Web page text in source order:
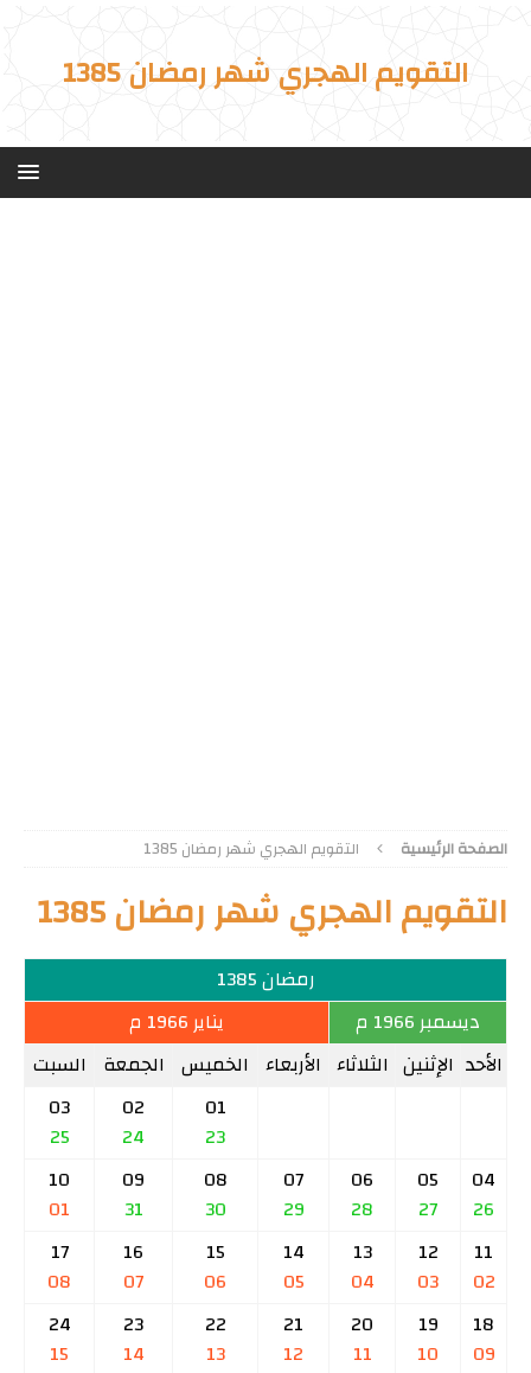
التقويم الهجري شهر رمضان 1385
الصفحة الرئيسية التقويم الهجري شهر رمضان 1385
التقويم الهجري شهر رمضان 1385
رمضان 1385
ديسمبر 1966 م
يناير 1966 م
الأحد الإثنين الثلاثاء الأربعاء الخميس الجمعة السبت
01
23
02
24
03
25
04
26
05
27
06
28
07
29
08
30
09
31
10
01
11
02
12
03
13
04
14
05
15
06
16
07
17
08
18
09
19
10
20
11
21
12
22
13
23
14
24
15